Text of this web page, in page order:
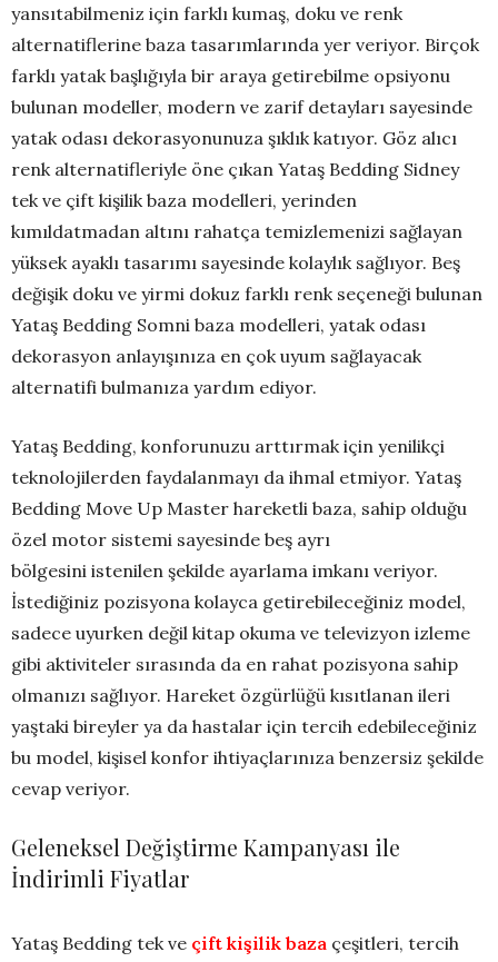
yansıtabilmeniz için farklı kumaş, doku ve renk
alternatiflerine baza tasarımlarında yer veriyor. Birçok
farklı yatak başlığıyla bir araya getirebilme opsiyonu
bulunan modeller, modern ve zarif detayları sayesinde
yatak odası dekorasyonunuza şıklık katıyor. Göz alıcı
renk alternatifleriyle öne çıkan Yataş Bedding Sidney
tek ve çift kişilik baza modelleri, yerinden
kımıldatmadan altını rahatça temizlemenizi sağlayan
yüksek ayaklı tasarımı sayesinde kolaylık sağlıyor. Beş
değişik doku ve yirmi dokuz farklı renk seçeneği bulunan
Yataş Bedding Somni baza modelleri, yatak odası
dekorasyon anlayışınıza en çok uyum sağlayacak
alternatifi bulmanıza yardım ediyor.
Yataş Bedding, konforunuzu arttırmak için yenilikçi
teknolojilerden faydalanmayı da ihmal etmiyor. Yataş
Bedding Move Up Master hareketli baza, sahip olduğu
özel motor sistemi sayesinde beş ayrı
bölgesini istenilen şekilde ayarlama imkanı veriyor.
İstediğiniz pozisyona kolayca getirebileceğiniz model,
sadece uyurken değil kitap okuma ve televizyon izleme
gibi aktiviteler sırasında da en rahat pozisyona sahip
olmanızı sağlıyor. Hareket özgürlüğü kısıtlanan ileri
yaştaki bireyler ya da hastalar için tercih edebileceğiniz
bu model, kişisel konfor ihtiyaçlarınıza benzersiz şekilde
cevap veriyor.
Geleneksel Değiştirme Kampanyası ile
İndirimli Fiyatlar
Yataş Bedding tek ve çift kişilik baza çeşitleri, tercih